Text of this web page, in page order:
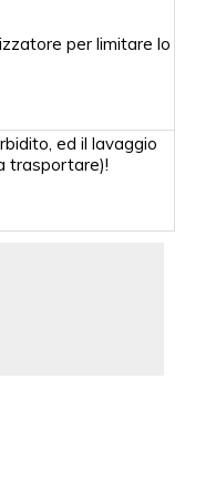
per limitare lo
ed il lavaggio
trasportare)!